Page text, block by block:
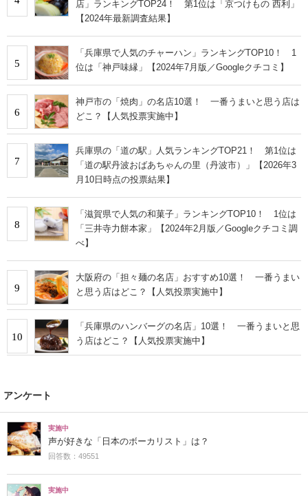
店」ランキングTOP24！ 第1位は「京つけもの 西利」
【2024年最新調査結果】
5
「兵庫県で人気のチャーハン」ランキングTOP10！ 1
位は「神戸味縁」【2024年7月版／Googleクチコミ】
6
神戸市の「焼肉」の名店10選！ 一番うまいと思う店は
どこ？【人気投票実施中】
7
兵庫県の「道の駅」人気ランキングTOP21！ 第1位は
「道の駅丹波おばあちゃんの里（丹波市）」【2026年3
月10日時点の投票結果】
8
「滋賀県で人気の和菓子」ランキングTOP10！ 1位は
「三井寺力餅本家」【2024年2月版／Googleクチコミ調
べ】
9
大阪府の「担々麺の名店」おすすめ10選！ 一番うまい
と思う店はどこ？【人気投票実施中】
10
「兵庫県のハンバーグの名店」10選！ 一番うまいと思
う店はどこ？【人気投票実施中】
アンケート
実施中
声が好きな「日本のボーカリスト」は？
回答数：49551
実施中